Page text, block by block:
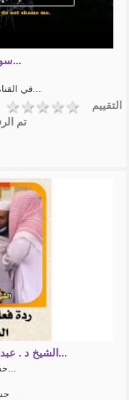
سورة الحجر كاملة مر...
في القناة الرسمية للقارئ شريف م...
التقييم
تم
الشيخ د . عبدالسلام الشويعر _ ردة فعل ال...